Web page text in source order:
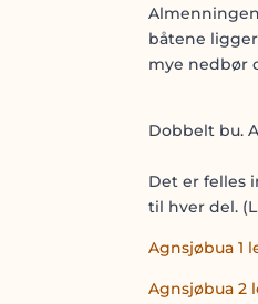
båtene
mye nedbør
Dobbelt bu.
Det er felles
til hver del.
Agnsjøbua 1
Agnsjøbua 2